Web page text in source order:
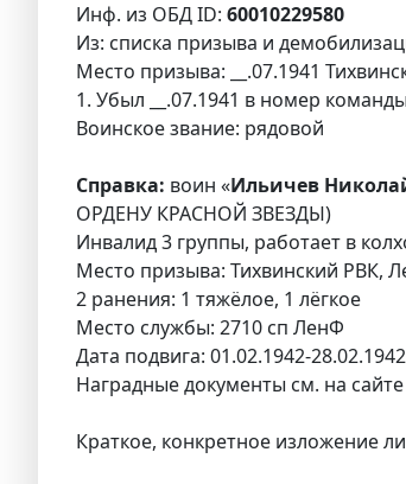
Инф. из ОБД ID: 60010229580
Из: списка призыва и
Место призыва: __.07.1941
1. Убыл __.07.1941 в номер
Воинское звание: рядовой
Справка: воин «Ильичев
ОРДЕНУ КРАСНОЙ ЗВЕЗДЫ)
Инвалид 3 группы, работает в
Место призыва: Тихвинский РВК,
2 ранения: 1 тяжёлое, 1 лёгкое
Место службы: 2710 сп ЛенФ
Дата подвига: 01.02.1942-28.02.1942
Наградные документы см. на
Краткое, конкретное изложение